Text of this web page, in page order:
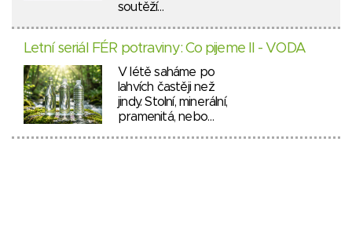
soutěží…
Letní seriál FÉR potraviny: Co pijeme II - VODA
V létě saháme po
lahvích častěji než
jindy. Stolní, minerální,
pramenitá, nebo…